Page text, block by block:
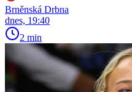
Brněnská Drbna
dnes, 19:40
2 min